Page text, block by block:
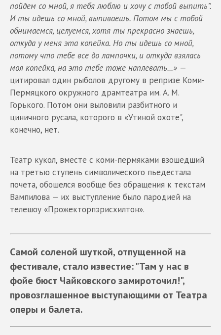
пойдем со мной, я тебя люблю и хочу с тобой выпить’’.
И ты идешь со мной, выпиваешь. Потом мы с тобой
обнимаемся, целуемся, хотя ты прекрасно знаешь,
откуда у меня эта копейка. Но ты идешь со мной,
потому что тебе все до лампочки, и откуда взялась
моя копейка, на это тебе тоже наплевать...» —
цитировал один рыболов другому в репризе Коми-
Пермяцкого окружного драмтеатра им. А. М.
Горького. Потом они выловили разбитного и
циничного русала, которого в «Утиной охоте",
конечно, нет.
Театр кукол, вместе с коми-пермяками взошедший
на третью ступень символического пьедестала
почета, обошелся вообще без обращения к текстам
Вампилова — их выступление было пародией на
телешоу «Прожекторпэрисхилтон».
Самой соленой шуткой, отпущенной на
фестивале, стало известие: "Там у нас в
фойе бюст Чайковского замироточил!",
провозглашенное выступающими от Театра
оперы и балета.